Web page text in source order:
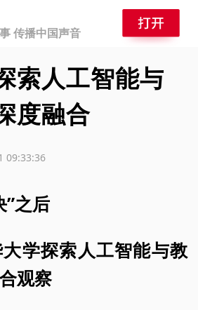
传播中国声音
索人工智能与
度融合
09:33:36
”之后
学探索人工智能与教
观察